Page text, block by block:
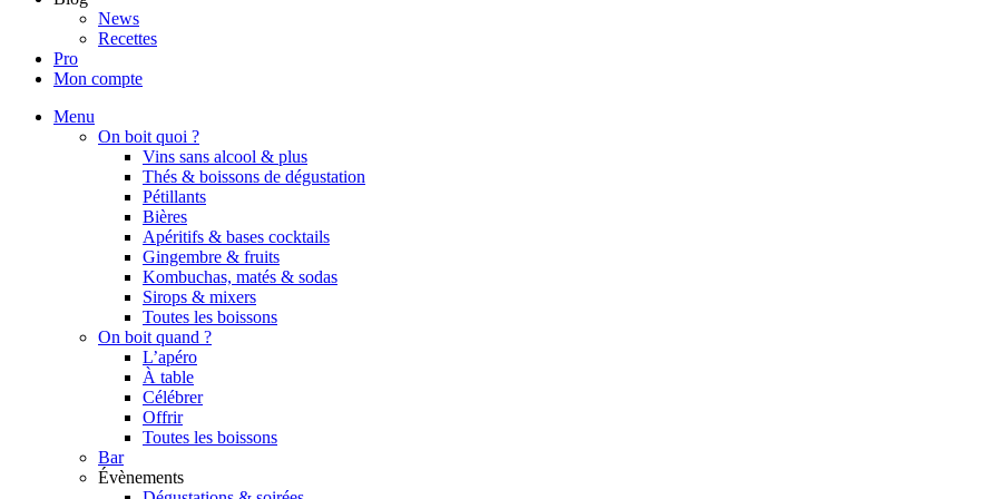
News
Recettes
Pro
Mon compte
Menu
On boit quoi ?
Vins sans alcool & plus
Thés & boissons de dégustation
Pétillants
Bières
Apéritifs & bases cocktails
Gingembre & fruits
Kombuchas, matés & sodas
Sirops & mixers
Toutes les boissons
On boit quand ?
L’apéro
À table
Célébrer
Offrir
Toutes les boissons
Bar
Évènements